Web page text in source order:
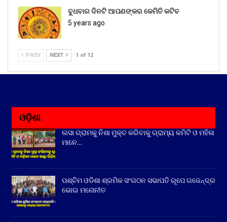
ବୁଧବାର ଦିନଟି ଆପଣଙ୍କର କେମିତି କଟିବ
5 years ago
PREV NEXT 1 of 12
ଓଡ଼ିଶା
ଲସା ଗ୍ରାମକୁ ନିଶା ମୁକ୍ତ କରିବାକୁ ଗ୍ରାମ୍ୟ କମିଟି ଓ ମହିଳା
ମାନେ…
ପଶ୍ଚିମ ଓଡିଶା ଶ୍ରମିକ ସଂଗଠନ ସଭାପତି ରୂପେ ଗଜେନ୍ଦ୍ର
ଭୋଇ ମନୋନୀତ